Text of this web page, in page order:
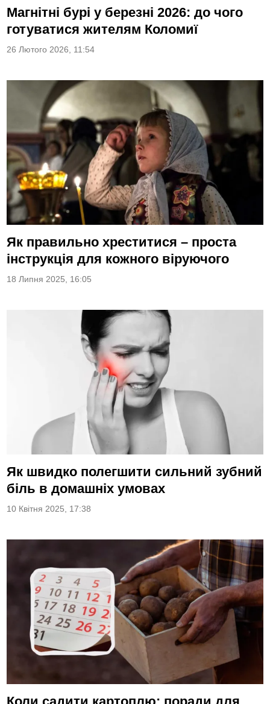
Магнітні бурі у березні 2026: до чого
готуватися жителям Коломиї
26 Лютого 2026, 11:54
Як правильно хреститися – проста
інструкція для кожного віруючого
18 Липня 2025, 16:05
Як швидко полегшити сильний зубний
біль в домашніх умовах
10 Квітня 2025, 17:38